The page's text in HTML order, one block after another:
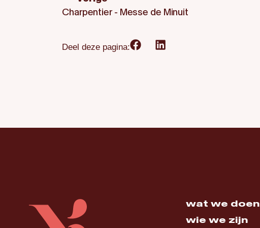
Charpentier - Messe de Minuit
Deel deze pagina:
wat we doen
wie we zijn